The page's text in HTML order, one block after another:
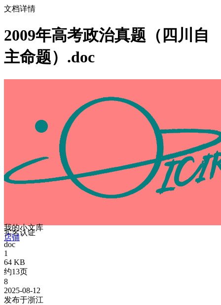
文档详情
2009年高考政治真题（四川自
主命题）.doc
我的小文库
实名认证
店铺
doc
1
64 KB
约13页
8
2025-08-12
发布于浙江